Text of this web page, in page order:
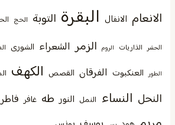
الانعام الانفال البقرة التوبة الحج
الحشر الذاريات الروم الزمر الشعراء الشورى
الطور العنكبوت الفرقان القصص الكهف
النحل النساء النمل النور طه غافر فاطر